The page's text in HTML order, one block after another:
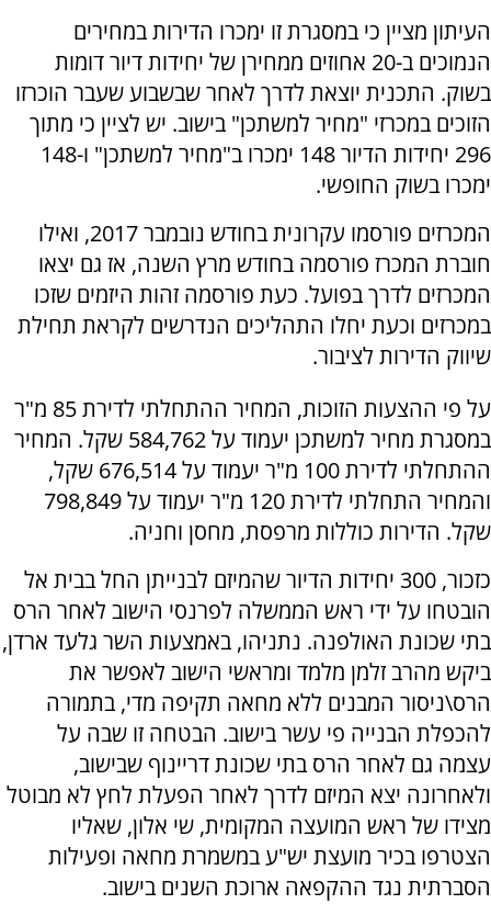
העיתון מציין כי במסגרת זו ימכרו הדירות במחירים
הנמוכים ב-20 אחוזים ממחירן של יחידות דיור דומות
בשוק. התכנית יוצאת לדרך לאחר שבשבוע שעבר הוכרזו
הזוכים במכרזי "מחיר למשתכן" בישוב. יש לציין כי מתוך
296 יחידות הדיור 148 ימכרו ב"מחיר למשתכן" ו-148
ימכרו בשוק החופשי.
המכרזים פורסמו עקרונית בחודש נובמבר 2017, ואילו
חוברת המכרז פורסמה בחודש מרץ השנה, אז גם יצאו
המכרזים לדרך בפועל. כעת פורסמה זהות היזמים שזכו
במכרזים וכעת יחלו התהליכים הנדרשים לקראת תחילת
שיווק הדירות לציבור.
על פי ההצעות הזוכות, המחיר ההתחלתי לדירת 85 מ"ר
במסגרת מחיר למשתכן יעמוד על 584,762 שקל. המחיר
ההתחלתי לדירת 100 מ"ר יעמוד על 676,514 שקל,
והמחיר התחלתי לדירת 120 מ"ר יעמוד על 798,849
שקל. הדירות כוללות מרפסת, מחסן וחניה.
כזכור, 300 יחידות הדיור שהמיזם לבנייתן החל בבית אל
הובטחו על ידי ראש הממשלה לפרנסי הישוב לאחר הרס
בתי שכונת האולפנה. נתניהו, באמצעות השר גלעד ארדן,
ביקש מהרב זלמן מלמד ומראשי הישוב לאפשר את
הרס\ניסור המבנים ללא מחאה תקיפה מדי, בתמורה
להכפלת הבנייה פי עשר בישוב. הבטחה זו שבה על
עצמה גם לאחר הרס בתי שכונת דריינוף שבישוב,
ולאחרונה יצא המיזם לדרך לאחר הפעלת לחץ לא מבוטל
מצידו של ראש המועצה המקומית, שי אלון, שאליו
הצטרפו בכיר מועצת יש"ע במשמרת מחאה ופעילות
הסברתית נגד ההקפאה ארוכת השנים בישוב.